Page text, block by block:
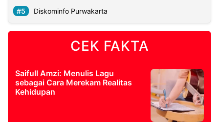
Diskominfo Purwakarta
CEK FAKTA
Saifull Amzi: Menulis Lagu
sebagai Cara Merekam Realitas
Kehidupan